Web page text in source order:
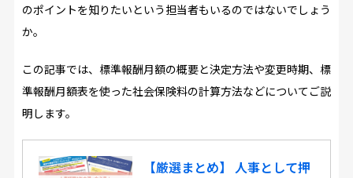
のポイントを知りたいという担当者もいるのではないでしょう
か。
この記事では、標準報酬月額の概要と決定方法や変更時期、標
準報酬月額表を使った社会保険料の計算方法などについてご説
明します。
【厳選まとめ】 人事として押